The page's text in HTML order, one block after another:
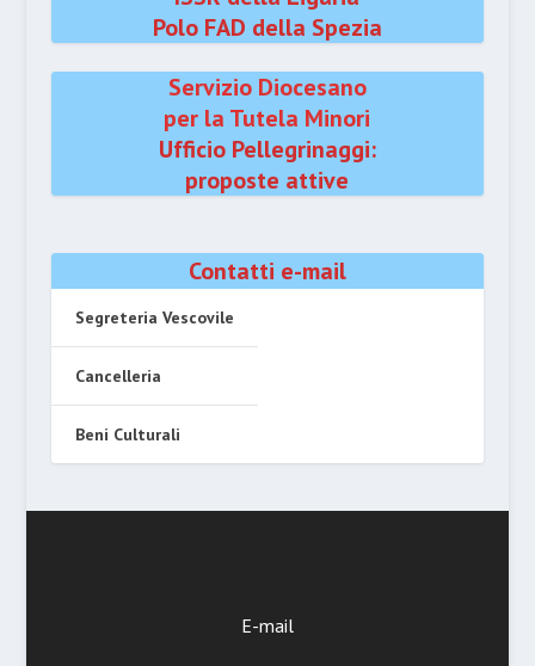
Polo FAD della Spezia
Servizio Diocesano
per la Tutela Minori
Ufficio Pellegrinaggi:
proposte attive
Contatti e-mail
Segreteria Vescovile
Cancelleria
Beni Culturali
E-mail